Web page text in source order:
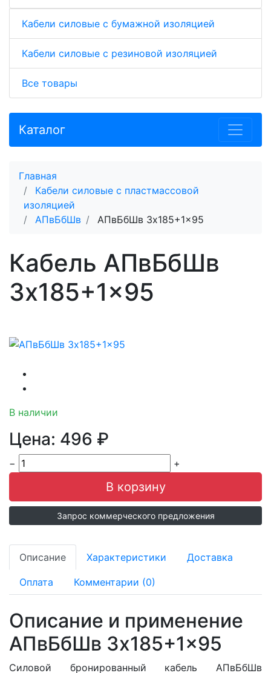
Кабели силовые с бумажной изоляцией
Кабели силовые с резиновой изоляцией
Все товары
Каталог
Главная
Кабели силовые с пластмассовой
изоляцией
АПвБбШв
АПвБбШв 3x185+1x95
Кабель АПвБбШв
3x185+1x95
В наличии
Цена: 496 ₽
− +
Запрос коммерческого предложения
Описание Характеристики Доставка
Оплата Комментарии (0)
Описание и применение
АПвБбШв 3x185+1x95
Силовой бронированный кабель АПвБбШв